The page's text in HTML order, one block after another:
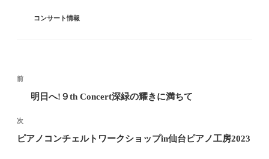
カ
コンサート情報
投
稿
ナ
ビ
過
投
前
明日へ!９th Concert深緑の耀きに満ちて
次
の
次
ピアノコンチェルトワークショップin仙台ピアノ工房2023